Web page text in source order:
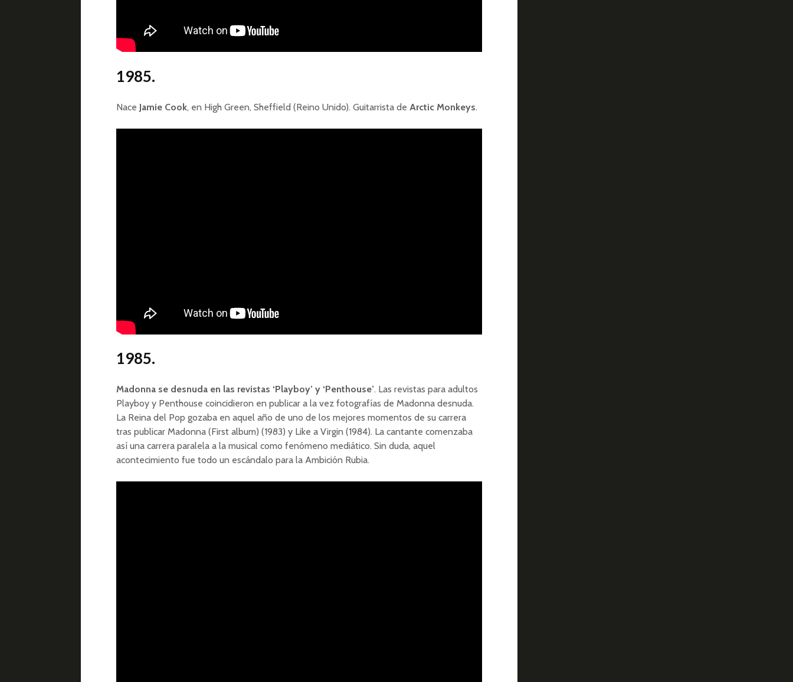
1985.
Nace Jamie Cook, en High Green, Sheffield (Reino Unido). Guitarrista de Arctic Monkeys.
1985.
Madonna se desnuda en las revistas ‘Playboy’ y ‘Penthouse’. Las revistas para adultos
Playboy y Penthouse coincidieron en publicar a la vez fotografías de Madonna desnuda.
La Reina del Pop gozaba en aquel año de uno de los mejores momentos de su carrera
tras publicar Madonna (First album) (1983) y Like a Virgin (1984). La cantante comenzaba
así una carrera paralela a la musical como fenómeno mediático. Sin duda, aquel
acontecimiento fue todo un escándalo para la Ambición Rubia.